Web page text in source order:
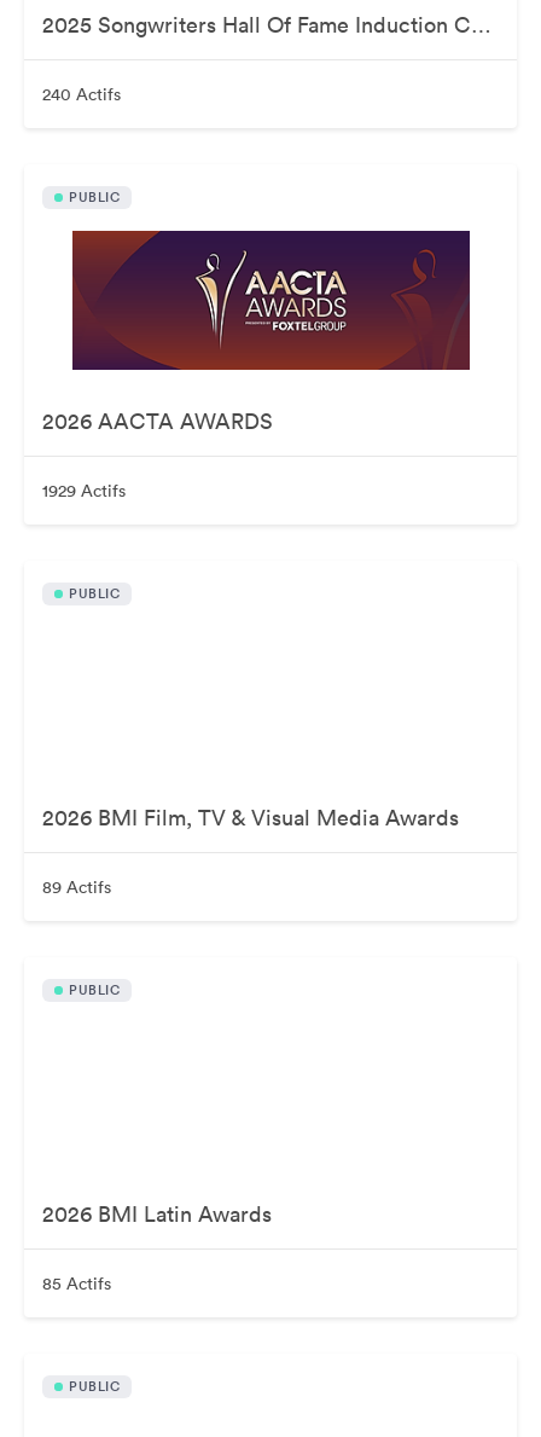
2025 Songwriters Hall Of Fame Induction Ceremony
240 Actifs
PUBLIC
2026 AACTA AWARDS
1929 Actifs
PUBLIC
2026 BMI Film, TV & Visual Media Awards
89 Actifs
PUBLIC
2026 BMI Latin Awards
85 Actifs
PUBLIC